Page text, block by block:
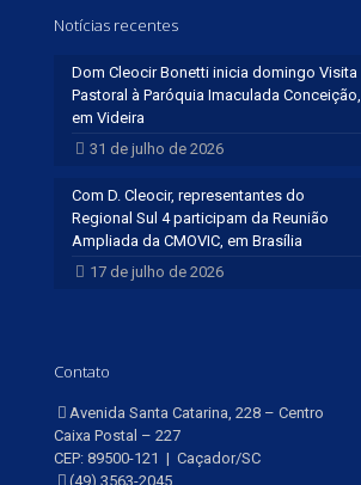
Notícias recentes
Dom Cleocir Bonetti inicia domingo Visita
Pastoral à Paróquia Imaculada Conceição,
em Videira
31 de julho de 2026
Com D. Cleocir, representantes do
Regional Sul 4 participam da Reunião
Ampliada da CMOVIC, em Brasília
17 de julho de 2026
Contato
Avenida Santa Catarina, 228 – Centro
Caixa Postal – 227
CEP: 89500-121 | Caçador/SC
(49) 3563-2045